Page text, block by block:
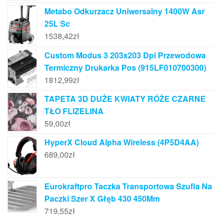
Metabo Odkurzacz Uniwersalny 1400W Asr
25L Sc
1538,42zł
Custom Modus 3 203x203 Dpi Przewodowa
Termiczny Drukarka Pos (915LF010700300)
1812,99zł
TAPETA 3D DUŻE KWIATY RÓŻE CZARNE
TŁO FLIZELINA
59,00zł
HyperX Cloud Alpha Wireless (4P5D4AA)
689,00zł
Eurokraftpro Taczka Transportowa Szufla Na
Paczki Szer X Głęb 430 450Mm
719,55zł